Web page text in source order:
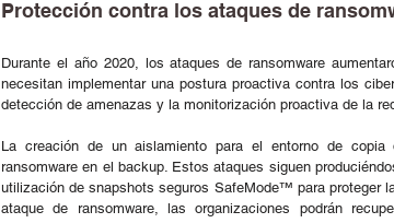
Protección contra los ataques de
Durante el año 2020, los ataques de ransomware
necesitan implementar una postura proactiva contra los
detección de amenazas y la monitorización proactiva de la
La creación de un aislamiento para el entorno de
ransomware en el backup. Estos ataques siguen
utilización de snapshots seguros SafeMode™ para proteger
ataque de ransomware, las organizaciones podrán